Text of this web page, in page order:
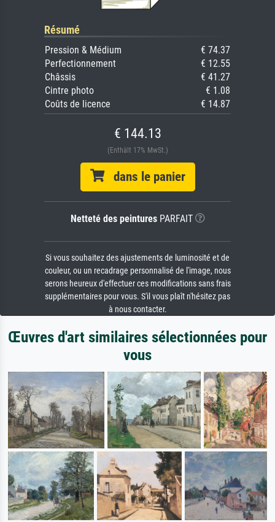
Résumé
Pression & Médium
€ 74.37
Perfectionnement
€ 12.55
Châssis
€ 41.27
Cintre photo
€ 1.08
Coûts de licence
€ 14.87
€ 144.13
(Enthält 17% MwSt.)
dans le panier
Netteté des peinturesPARFAIT
Si vous souhaitez des ajustements de luminosité et de
couleur, ou un recadrage personnalisé de l'image, nous
serons heureux d'effectuer ces modifications sans frais
supplémentaires pour vous. S'il vous plaît n'hésitez pas
à nous contacter.
Œuvres d'art similaires sélectionnées pour
vous